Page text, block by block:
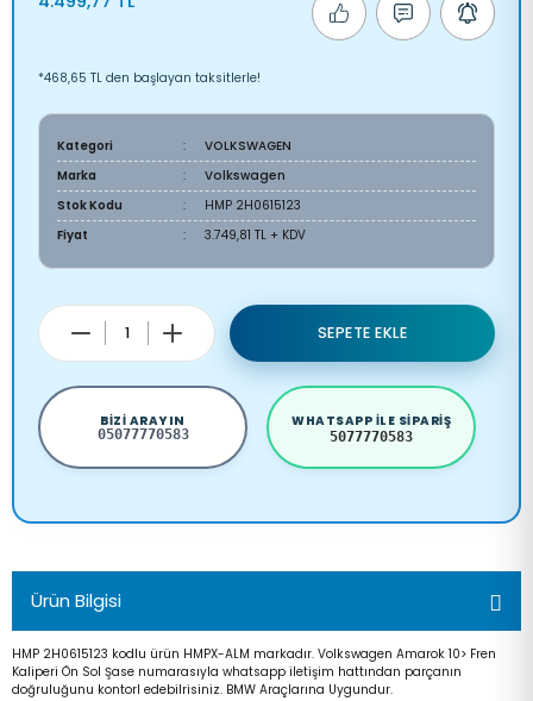
*468,65 TL den başlayan taksitlerle!
Kategori
VOLKSWAGEN
Marka
Volkswagen
Stok Kodu
HMP 2H0615123
Fiyat
3.749,81 TL + KDV
SEPETE EKLE
BIZI ARAYIN
05077770583
WHATSAPP ILE SIPARIŞ
5077770583
Ürün Bilgisi
HMP 2H0615123 kodlu ürün HMPX-ALM markadır. Volkswagen Amarok 10> Fren
Kaliperi Ön Sol Şase numarasıyla whatsapp iletişim hattından parçanın
doğruluğunu kontorl edebilrisiniz. BMW Araçlarına Uygundur.